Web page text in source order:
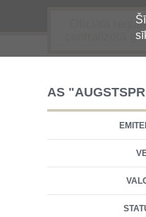
Oficiālā
centralizētā
AS